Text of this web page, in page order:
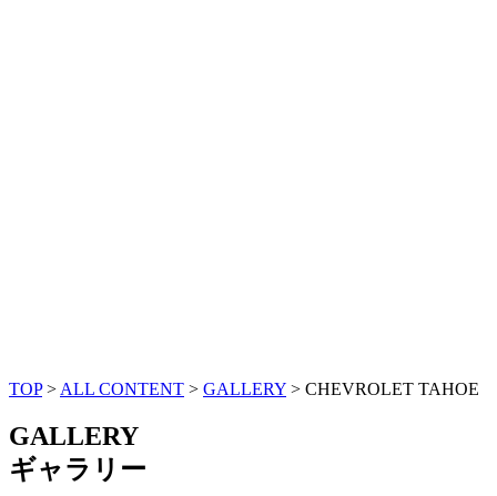
TOP> ALL CONTENT > GALLERY > CHEVROLET TAHOE
GALLERY
ギャラリー